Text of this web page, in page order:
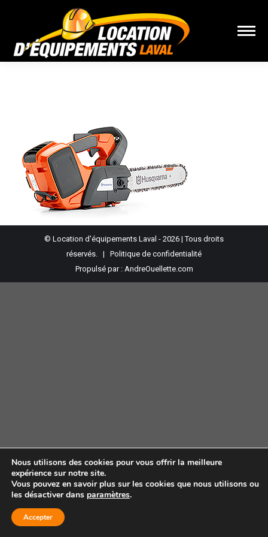
© Location d'équipements Laval - 2026 | Tous droits
réservés. | Politique de confidentialité
Propulsé par : AndreOuellette.com
Nous utilisons des cookies pour vous offrir la meilleure
expérience sur notre site.
Vous pouvez en savoir plus sur les cookies que nous utilisons ou
les désactiver dans paramètres.
Accepter